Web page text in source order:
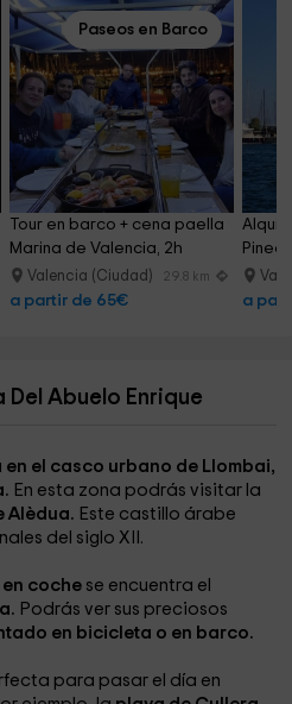
Paseos en Barco
Tour en barco + cena paella
Marina de Valencia, 2h
Valencia (Ciudad) 29.8 km
a partir de 65€ a
Del Abuelo Enrique
en el casco urbano de Llombai,
En esta zona podrás visitar la
Alèdua. Este castillo árabe
del siglo XII.
en coche se encuentra el
Podrás ver sus preciosos
en bicicleta o en barco.
para pasar el día en